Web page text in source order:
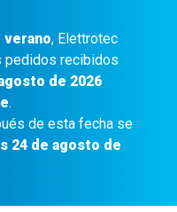
, Elettrotec
pedidos recibidos
de 2026
.
de esta fecha se
24 de agosto de